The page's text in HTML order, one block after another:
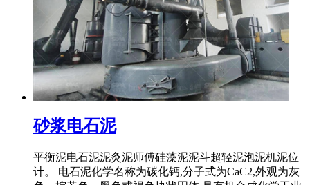
砂浆电石泥
平衡泥电石泥泥灸泥师傅硅藻泥泥斗超轻泥泡泥机泥位
计。 电石泥化学名称为碳化钙,分子式为CaC2,外观为灰